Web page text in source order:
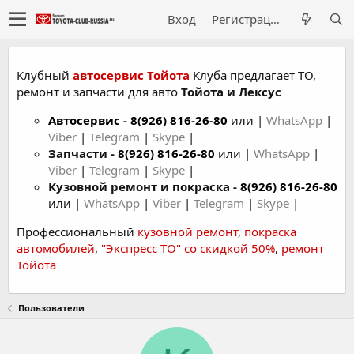
Вход Регистрация
Клубный автосервис Тойота Клуба предлагает ТО,
ремонт и запчасти для авто Тойота и Лексус
Автосервис - 8(926) 816-26-80 или | WhatsApp |
Viber | Telegram | Skype |
Запчасти - 8(926) 816-26-80 или | WhatsApp |
Viber | Telegram | Skype |
Кузовной ремонт и покраска - 8(926) 816-26-80
или | WhatsApp | Viber | Telegram | Skype |
Профессиональный кузовной ремонт, покраска
автомобилей, "Экспресс ТО" со скидкой 50%, ремонт
Тойота
Пользователи